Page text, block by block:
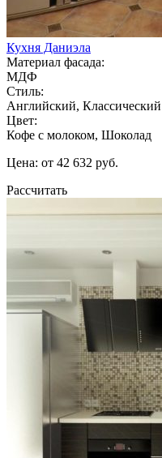
Кухня Даниэла
Материал фасада:
МДФ
Стиль:
Английский, Классический
Цвет:
Кофе с молоком, Шоколад
Цена: от 42 632 руб.
Рассчитать